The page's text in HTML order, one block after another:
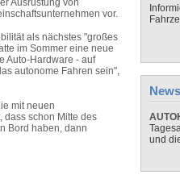
vor.
als nächstes "großes
im Sommer eine neue
Auto-Hardware - auf
autonome Fahren sein",
mit neuen
dass schon Mitte des
Bord haben, dann
und